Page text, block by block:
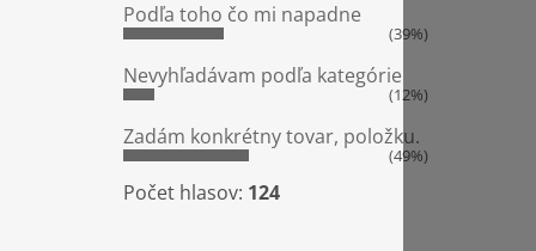
Podľa toho čo mi napadne
(39%)
Nevyhľadávam podľa kategórie
(12%)
Zadám konkrétny tovar, položku.
(49%)
Počet hlasov: 124